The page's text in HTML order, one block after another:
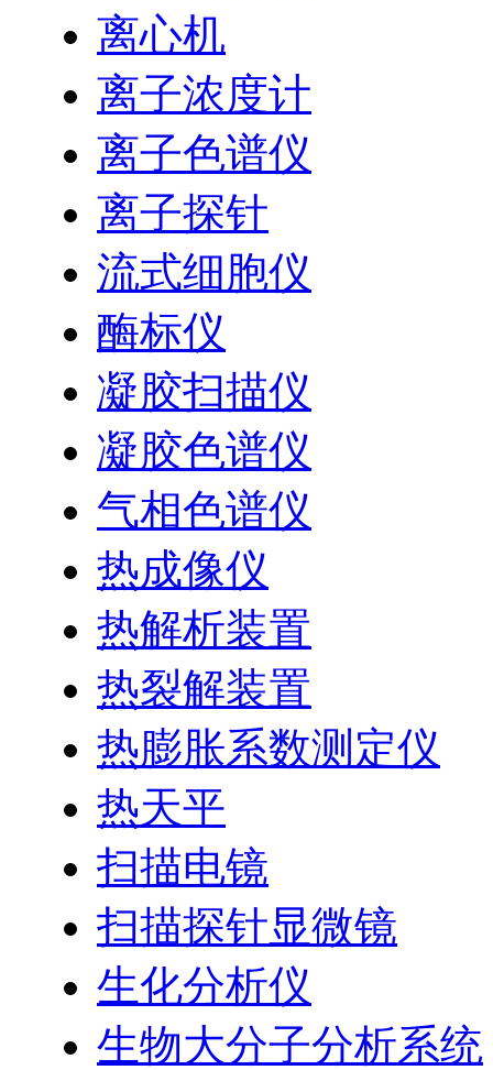
离心机
离子浓度计
离子色谱仪
离子探针
流式细胞仪
酶标仪
凝胶扫描仪
凝胶色谱仪
气相色谱仪
热成像仪
热解析装置
热裂解装置
热膨胀系数测定仪
热天平
扫描电镜
扫描探针显微镜
生化分析仪
生物大分子分析系统